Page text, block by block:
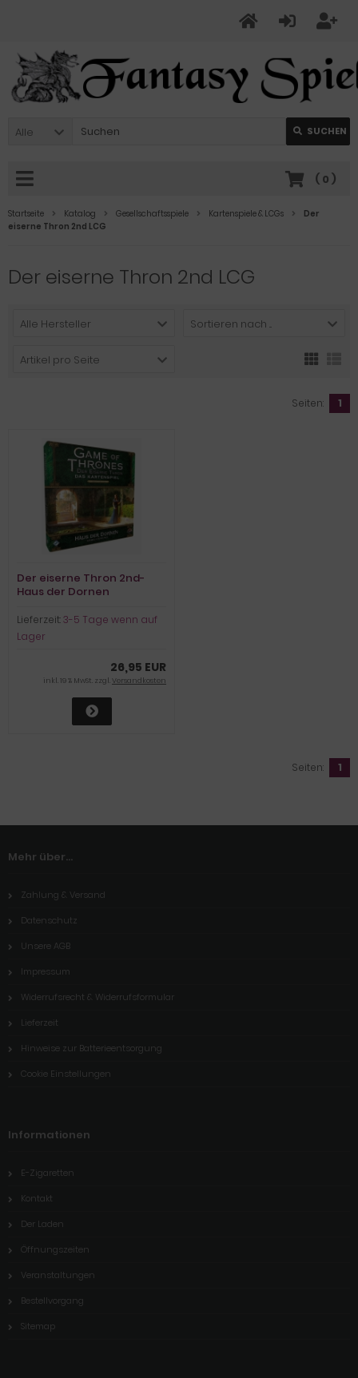
Alle SUCHEN
( 0 )
Startseite Katalog Gesellschaftsspiele Kartenspiele & LCGs
Der
eiserne Thron 2nd LCG
Der eiserne Thron 2nd LCG
Alle Hersteller Sortieren nach ...
Artikel pro Seite
Seiten: 1
Der eiserne Thron 2nd-
Haus der Dornen
Lieferzeit:3-5 Tage wenn auf
Lager
26,95 EUR
inkl. 19 % MwSt. zzgl.Versandkosten
Seiten: 1
Mehr über...
Zahlung & Versand
Datenschutz
Unsere AGB
Impressum
Widerrufsrecht & Widerrufsformular
Lieferzeit
Hinweise zur Batterieentsorgung
Cookie Einstellungen
Informationen
E-Zigaretten
Kontakt
Der Laden
Öffnungszeiten
Veranstaltungen
Bestellvorgang
Sitemap